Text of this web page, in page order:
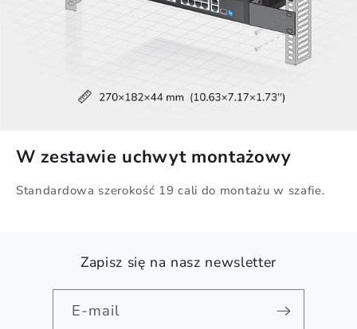
W zestawie uchwyt montażowy
Standardowa szerokość 19 cali do montażu w szafie.
Zapisz się na nasz newsletter
E-mail